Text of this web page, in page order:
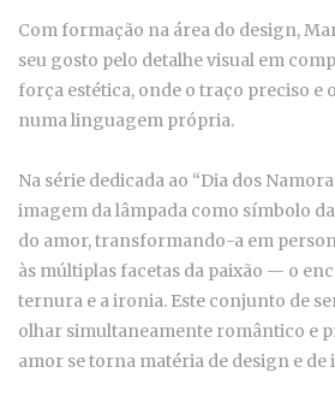
Com formação na área do design,
seu gosto pelo detalhe visual em
força estética, onde o traço preciso e
numa linguagem própria.
Na série dedicada ao “Dia dos
imagem da lâmpada como símbolo
do amor, transformando-a em
às múltiplas facetas da paixão — o
ternura e a ironia. Este conjunto de
olhar simultaneamente romântico e
amor se torna matéria de design e de